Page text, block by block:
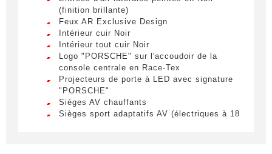
*
Prénom
E-mail *
Lorem ipsum dolor sit amet, consectetur
adipiscing elit. Ut a elit sed nisl pulvinar
egestas a vel nibh. Sed aliquam varius
feugiat. Suspendisse finibus nec nibh eget
ultricies. Mauris et malesuada augue.
Lorem ipsum dolor sit amet, consectetur
adipiscing elit. Ut a elit sed nisl pulvinar
egestas a vel nibh. Sed aliquam varius
(finition brillante)
Feux AR Exclusive Design
Intérieur cuir Noir
Intérieur tout cuir Noir
Logo "PORSCHE" sur l'accoudoir de la
console centrale en Race-Tex
Projecteurs de porte à LED avec signature
"PORSCHE"
Sièges AV chauffants
Sièges sport adaptatifs AV (électriques à 18